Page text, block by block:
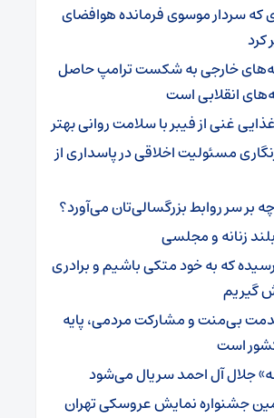
که سردار موسوی فرمانده هوافضای
کرد
خارجی به شکست ترامپ حاصل
انقلابی است
غنی از فیبر با سلامت روانی بهتر
مسئولیت اخلاقی در پاسداری از
بر سر روابط بزرگسالی‌تان می‌آورد؟
زنانه و مجلسی
که به خود متکی باشیم و برادری
گیریم
بی‌منت و مشارکت مردمی، پایه
است
جلال آل احمد سریال می‌شود
جشنواره نمایش عروسکی تهران